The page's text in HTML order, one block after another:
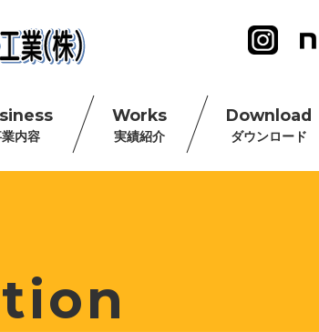
内容
Works
実績紹介
Download
ダウンロード